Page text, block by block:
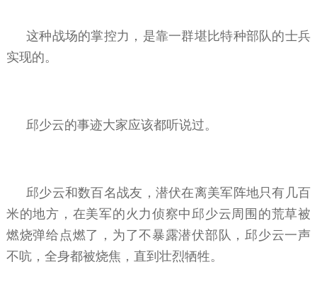
这种战场的掌控力，是靠一群堪比特种部队的士兵
实现的。
邱少云的事迹大家应该都听说过。
邱少云和数百名战友，潜伏在离美军阵地只有几百
米的地方，在美军的火力侦察中邱少云周围的荒草被
燃烧弹给点燃了，为了不暴露潜伏部队，邱少云一声
不吭，全身都被烧焦，直到壮烈牺牲。